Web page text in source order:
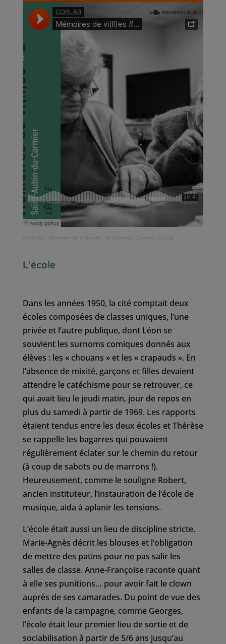
CORLAB Mémoires de vi(ll)es #2 - St-Aubin-du-Cormier : L'école
L'école
Dans les années 1950, la cité comptait deux
écoles composées de classes uniques, l’une
privée et l’autre publique, dont Léon se
souvient les surnoms comiques donnés aux
élèves : les « chouans » et les « crapauds ». En
l’absence de mixité, garçons et filles devaient
attendre le catéchisme pour se retrouver, ce
qui avait lieu le jeudi matin, jour de repos en
plus du samedi à partir de 1969. Les rapports
étaient tendus entre les deux écoles et Thérèse
se rappelle les bagarres qui pouvaient
régulièrement éclater sur le chemin du retour
(à coup de sabots ou de marrons !).
Heureusement, comme le souligne Robert,
ancien instituteur, l’instauration de l’école de
musique, aida à aplanir les tensions.
L’école était aussi un lieu de discipline stricte.
Marie-Agnès décrit les blouses et l’obligation
de mettre des patins pour ne pas salir les
salles de classe. Anne-Françoise raconte quant
à elle ses punitions… pour avoir fait le clown
auprès de ses camarades. Du point de vue des
enfants de la campagne, comme Georges,
l’école était leur premier lieu de sortie et de
sociabilisation à partir de 5/6 ans jusqu’au